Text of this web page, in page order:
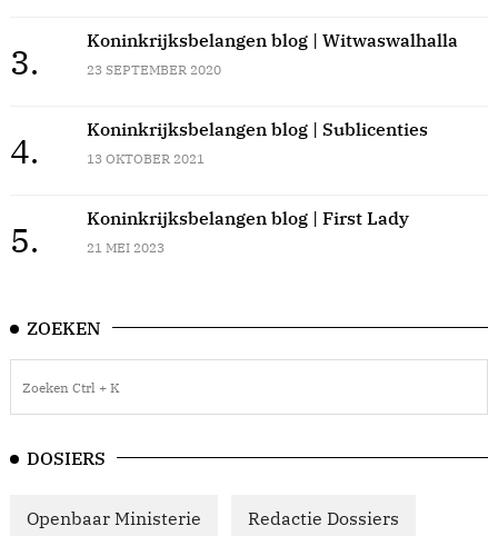
3.
Koninkrijksbelangen blog | Witwaswalhalla
23 SEPTEMBER 2020
4.
Koninkrijksbelangen blog | Sublicenties
13 OKTOBER 2021
5.
Koninkrijksbelangen blog | First Lady
21 MEI 2023
ZOEKEN
DOSIERS
Openbaar Ministerie Redactie Dossiers